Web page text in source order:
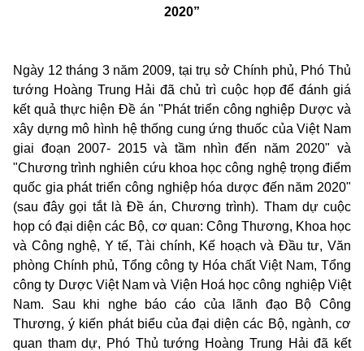
2020”
Ngày 12 tháng 3 năm 2009, tại trụ sở Chính phủ, Phó Thủ
tướng Hoàng Trung Hải đã chủ trì cuộc họp để đánh giá
kết quả thực hiện Đề án "Phát triển công nghiệp Dược và
xây dựng mô hình hệ thống cung ứng thuốc của Việt Nam
giai đoạn 2007- 2015 và tầm nhìn đến năm 2020" và
"Chương trình nghiên cứu khoa học công nghệ trọng điểm
quốc gia phát triển công nghiệp hóa dược đến năm 2020"
(sau đây gọi tắt là Đề án, Chương trình). Tham dự cuộc
họp có đại diện các Bộ, cơ quan: Công Thương, Khoa học
và Công nghệ, Y tế, Tài chính, Kế hoạch và Đầu tư, Văn
phòng Chính phủ, Tổng công ty Hóa chất Việt Nam, Tổng
công ty Dược Việt Nam và Viện Hoá học công nghiệp Việt
Nam. Sau khi nghe báo cáo của lãnh đạo Bộ Công
Thương, ý kiến phát biểu của đại diện các Bộ, ngành, cơ
quan tham dự, Phó Thủ tướng Hoàng Trung Hải đã kết